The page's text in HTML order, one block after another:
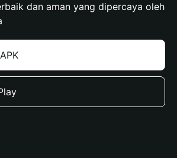
dan aman yang dipercaya oleh